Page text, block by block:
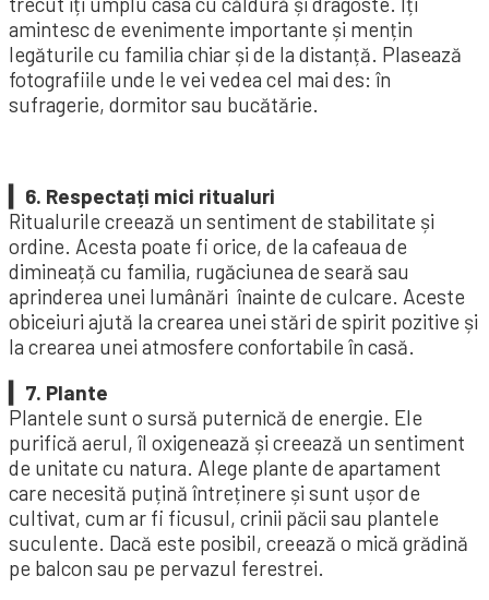
amintesc de evenimente importante și mențin
legăturile cu familia chiar și de la distanță. Plasează
fotografiile unde le vei vedea cel mai des: în
sufragerie, dormitor sau bucătărie.
▎6. Respectați mici ritualuri
Ritualurile creează un sentiment de stabilitate și
ordine. Acesta poate fi orice, de la cafeaua de
dimineață cu familia, rugăciunea de seară sau
aprinderea unei lumânări înainte de culcare. Aceste
obiceiuri ajută la crearea unei stări de spirit pozitive și
la crearea unei atmosfere confortabile în casă.
▎7. Plante
Plantele sunt o sursă puternică de energie. Ele
purifică aerul, îl oxigenează și creează un sentiment
de unitate cu natura. Alege plante de apartament
care necesită puțină întreținere și sunt ușor de
cultivat, cum ar fi ficusul, crinii păcii sau plantele
suculente. Dacă este posibil, creează o mică grădină
pe balcon sau pe pervazul ferestrei.